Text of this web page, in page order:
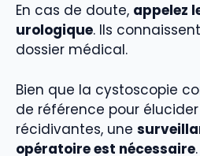
En cas de doute, appelez
urologique. Ils
dossier médical.
Bien que la cystoscopie
de référence pour
récidivantes, une
opératoire est nécessaire